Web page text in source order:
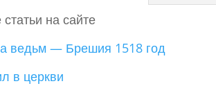
статьи на сайте
ведьм — Брешия 1518 год
в церкви